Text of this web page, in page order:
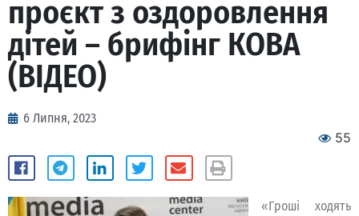
проєкт з оздоровлення
дітей – брифінг КОВА
(ВІДЕО)
6 Липня, 2023
55
«Гроші ходять